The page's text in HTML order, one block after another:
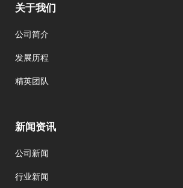
关于我们
公司简介
发展历程
精英团队
新闻资讯
公司新闻
行业新闻